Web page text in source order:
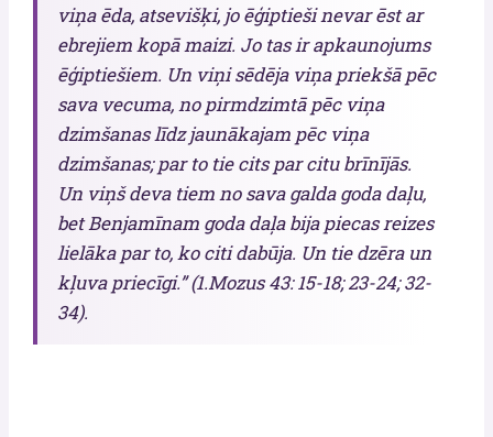
viņa ēda, atsevišķi, jo ēģiptieši nevar ēst ar
ebrejiem kopā maizi. Jo tas ir apkaunojums
ēģiptiešiem. Un viņi sēdēja viņa priekšā pēc
sava vecuma, no pirmdzimtā pēc viņa
dzimšanas līdz jaunākajam pēc viņa
dzimšanas; par to tie cits par citu brīnījās.
Un viņš deva tiem no sava galda goda daļu,
bet Benjamīnam goda daļa bija piecas reizes
lielāka par to, ko citi dabūja. Un tie dzēra un
kļuva priecīgi.” (1.Mozus 43: 15-18; 23-24; 32-
34).